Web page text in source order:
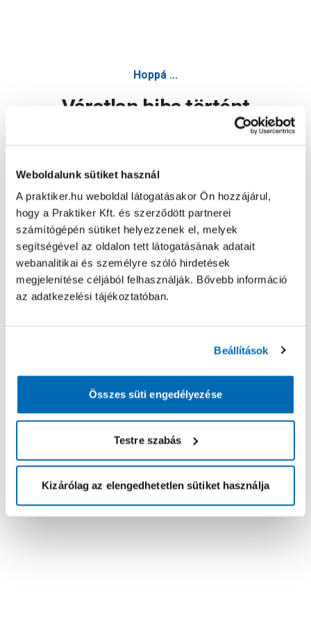
Weboldalunk sütiket használ
A praktiker.hu weboldal látogatásakor Ön hozzájárul,
hogy a Praktiker Kft. és szerződött partnerei
számítógépén sütiket helyezzenek el, melyek
segítségével az oldalon tett látogatásának adatait
webanalitikai és személyre szóló hirdetések
megjelenítése céljából felhasználják. Bővebb információ
az adatkezelési tájékoztatóban.
Beállítások
Összes süti engedélyezése
Testre szabás
Kizárólag az elengedhetetlen sütiket használja
Hoppá ...
Váratlan hiba történt
Oldal újratöltése